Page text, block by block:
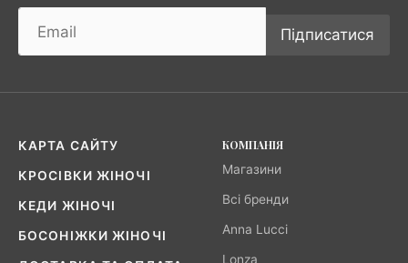
Підписатися
КАРТА САЙТУ
КРОСІВКИ ЖІНОЧІ
КЕДИ ЖІНОЧІ
БОСОНІЖКИ ЖІНОЧІ
КОМПАНІЯ
Магазини
Всі бренди
Anna Lucci
Lonza